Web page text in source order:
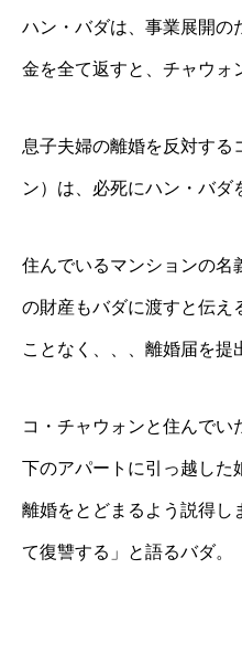
ハン・バダは、事業展開の
金を全て返すと、チャウォ
息子夫婦の離婚を反対する
ン）は、必死にハン・バダ
住んでいるマンションの名
の財産もバダに渡すと伝え
ことなく、、、離婚届を提
コ・チャウォンと住んで
下のアパートに引っ越した
離婚をとどまるよう説得し
て復讐する」と語るバダ。